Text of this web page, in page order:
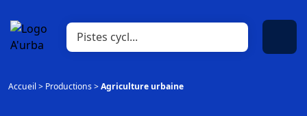
Accueil> Productions>Agriculture urbaine